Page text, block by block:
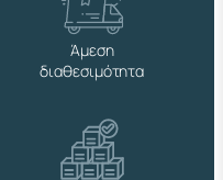
Άμεση
διαθεσιμότητα